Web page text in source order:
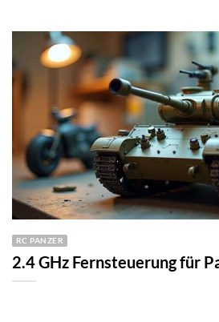
RC PANZER
2.4 GHz Fernsteuerung für